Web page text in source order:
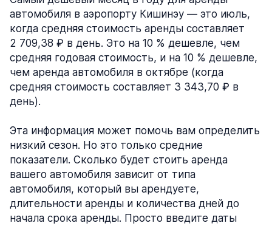
автомобиля в аэропорту Кишинэу — это июль,
когда средняя стоимость аренды составляет
2 709,38 ₽ в день. Это на 10 % дешевле, чем
средняя годовая стоимость, и на 10 % дешевле,
чем аренда автомобиля в октябре (когда
средняя стоимость составляет 3 343,70 ₽ в
день).
Эта информация может помочь вам определить
низкий сезон. Но это только средние
показатели. Сколько будет стоить аренда
вашего автомобиля зависит от типа
автомобиля, который вы арендуете,
длительности аренды и количества дней до
начала срока аренды. Просто введите даты